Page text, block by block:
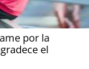
por la
el